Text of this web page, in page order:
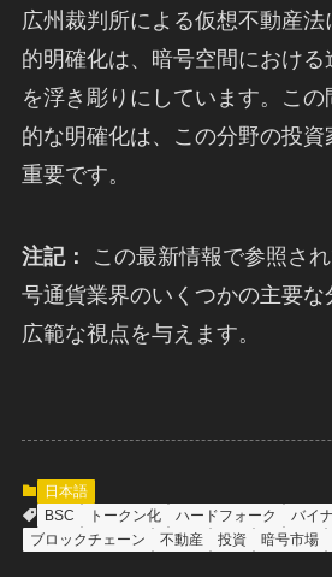
広州裁判所による仮想不動産
的明確化は、暗号空間におけ
を浮き彫りにしています。こ
的な明確化は、この分野の投資
重要です。
注記：
この最新情報で参照さ
号通貨業界のいくつかの主要な
広範な視点を与えます。
日本語
BSC
トークン化 ハードフォーク
バイ
ブロックチェーン
不動産 投資 暗号市場